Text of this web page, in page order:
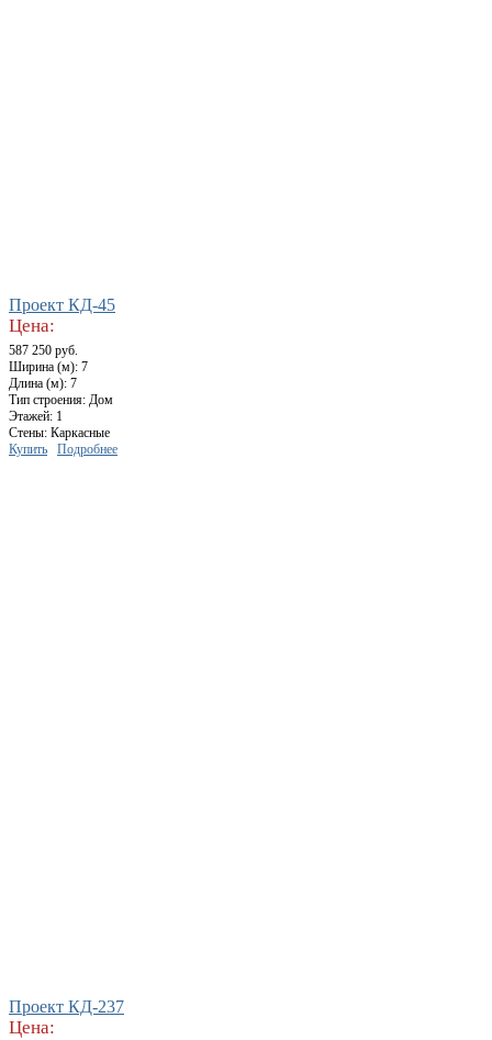
Проект КД-45
Цена:
587 250 руб.
Ширина (м): 7
Длина (м): 7
Тип строения: Дом
Этажей: 1
Стены: Каркасные
Купить
Подробнее
Проект КД-237
Цена: